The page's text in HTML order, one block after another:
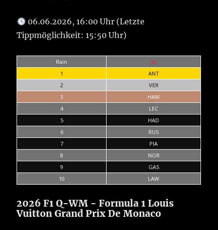
06.06.2026, 16:00 Uhr (Letzte
Tippmöglichkeit: 15:50 Uhr)
Rain
1
ANT
2
VER
3
HAM
4
LEC
5
HAD
6
RUS
7
PIA
8
NOR
9
GAS
10
LAW
2026 F1 Q-WM - Formula 1 Louis
Vuitton Grand Prix De Monaco